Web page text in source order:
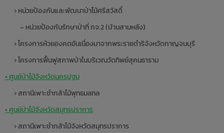
› หน่วยป้องกันและพัฒนาป่าไม้ศรีสวัสดิ์
– หน่วยป้องกันรักษาป่าที่ กจ.2 (บ้านสามหลัง)
› โครงการห้วยองคตอันเนื่องมาจากพระราชดำริจังหวัดกาญจนบุรี
› โครงการฟื้นฟูสภาพป่าในบริเวณวัดทิพย์สุคนธาราม
• ศูนย์ป่าไม้จังหวัดนครปฐม
› สถานีเพาะชำกล้าไม้พุทธมลฑล
• ศูนย์ป่าไม้จังหวัดสมุทรปราการ
› สถานีเพาะชำกล้าไม้จังหวัดสมุทรปราการ